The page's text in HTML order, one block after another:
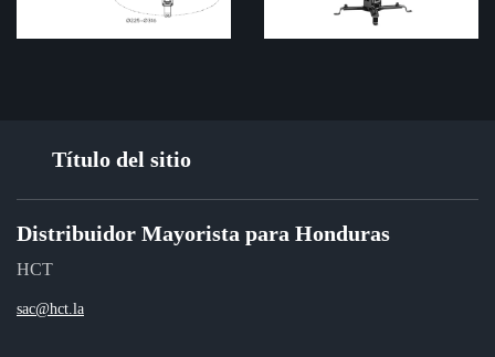
Título del sitio
Distribuidor Mayorista para Honduras
HCT
sac@hct.la